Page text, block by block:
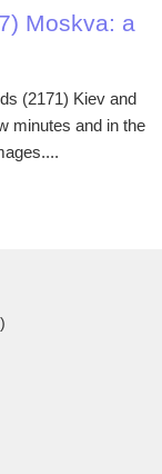
Moskva: a
(2171) Kiev and
minutes and in the